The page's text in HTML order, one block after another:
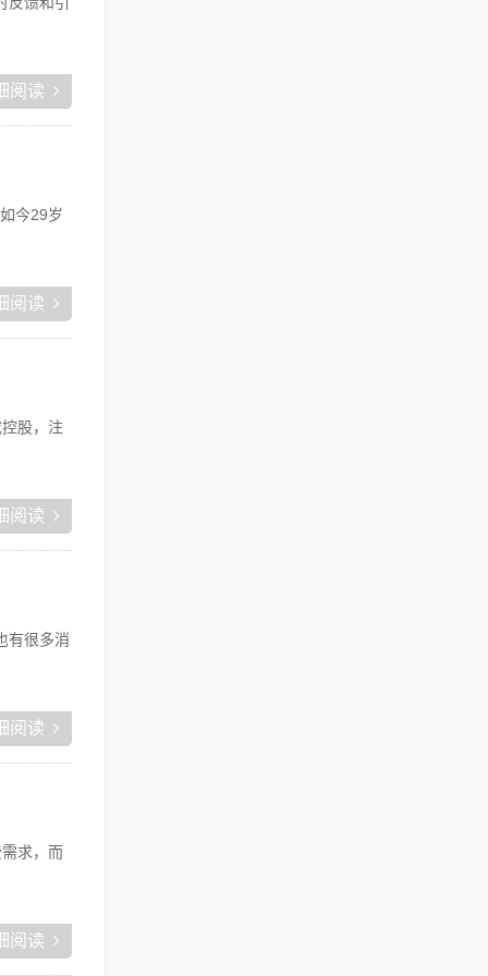
阅读
今29岁
阅读
股，注
阅读
有很多消
阅读
求，而
阅读